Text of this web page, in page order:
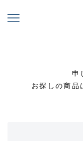
申
お探しの商品